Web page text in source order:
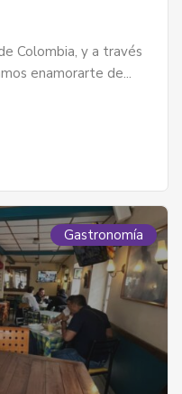
Colombia, y a través
enamorarte de...
Gastronomía